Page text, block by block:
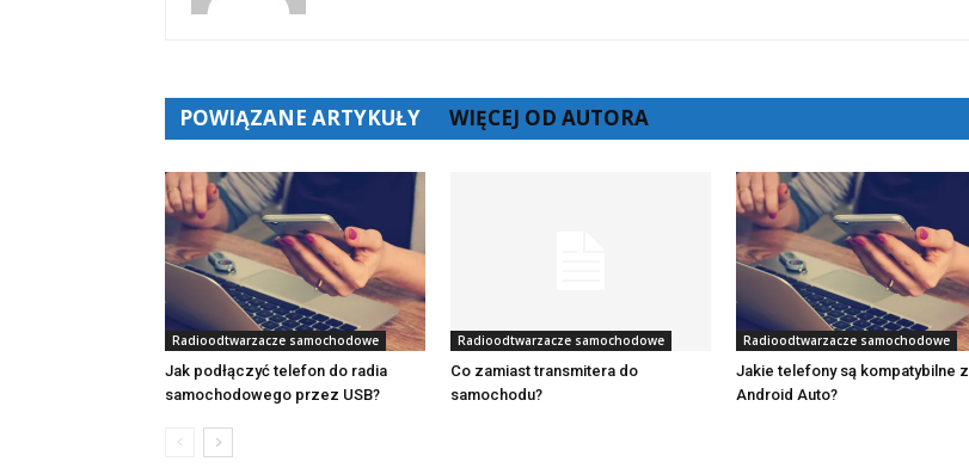
POWIĄZANE ARTYKUŁY WIĘCEJ OD AUTORA
Radioodtwarzacze samochodowe
Jak podłączyć telefon do radia
samochodowego przez USB?
Radioodtwarzacze samochodowe
Co zamiast transmitera do
samochodu?
Radioodtwarzacze samochodowe
Jakie telefony są kompatybilne z
Android Auto?